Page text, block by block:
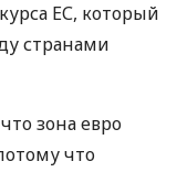
ЕС, который
странами
зона евро
что